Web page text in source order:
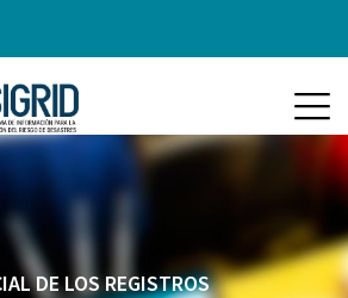
DE LOS REGISTROS